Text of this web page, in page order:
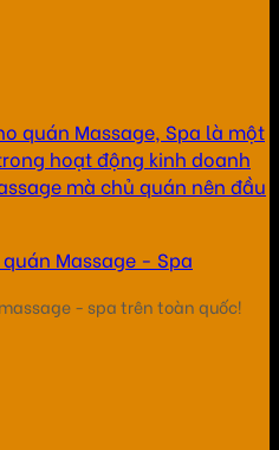
Massage - Spa
- spa trên toàn quốc!